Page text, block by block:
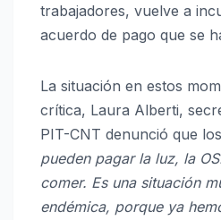
trabajadores, vuelve a
acuerdo de pago que se
La situación en estos
crítica, Laura Alberti,
PIT-CNT denunció que
pueden pagar la luz, la
comer. Es una situación
endémica, porque ya